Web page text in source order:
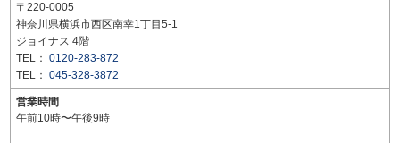
〒220-0005
神奈川県横浜市西区南幸1丁目5-1
ジョイナス 4階
TEL： 0120-283-872
TEL： 045-328-3872
営業時間
午前10時〜午後9時